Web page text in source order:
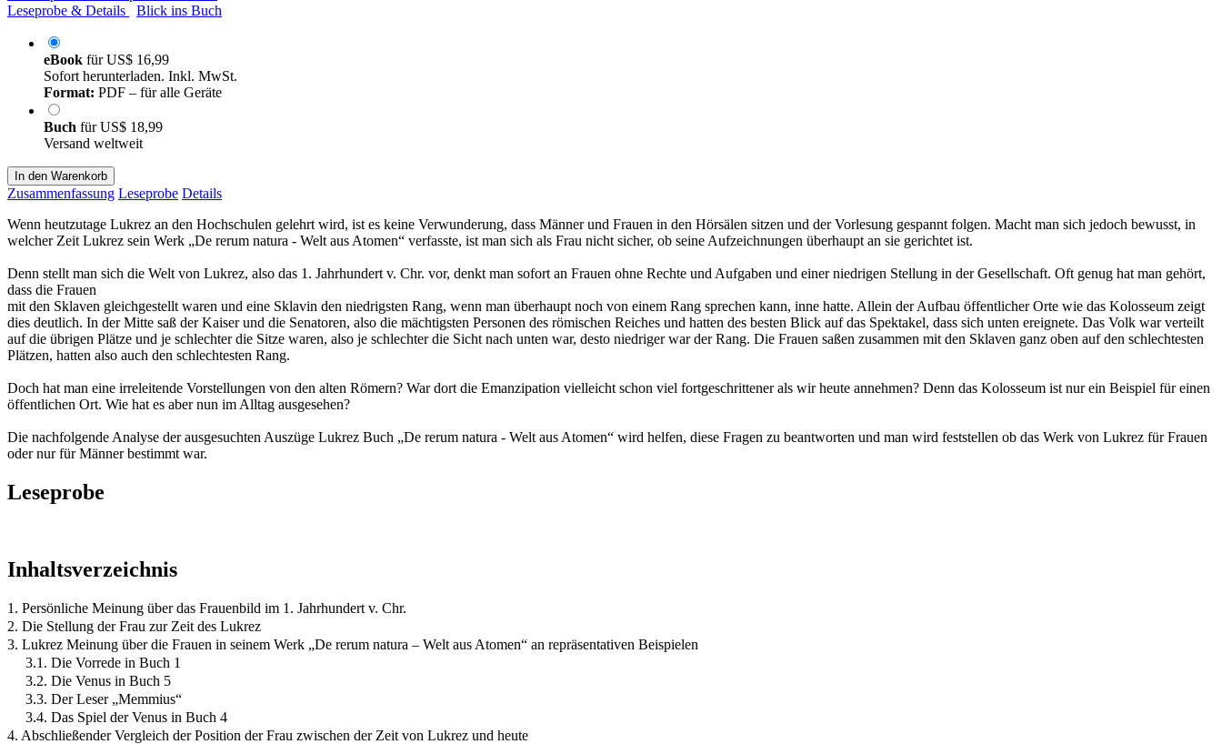
Leseprobe & Details
Blick ins Buch
eBook fürUS$ 16,99
Sofort herunterladen. Inkl. MwSt.
Format: PDF – für alle Geräte
Buch fürUS$ 18,99
Versand weltweit
In den Warenkorb
Zusammenfassung Leseprobe Details
Wenn heutzutage Lukrez an den Hochschulen gelehrt wird, ist es keine Verwunderung, dass Männer und Frauen in den Hörsälen sitzen und der Vorlesung gespannt folgen. Macht man sich jedoch bewusst, in
welcher Zeit Lukrez sein Werk „De rerum natura - Welt aus Atomen“ verfasste, ist man sich als Frau nicht sicher, ob seine Aufzeichnungen überhaupt an sie gerichtet ist.
Denn stellt man sich die Welt von Lukrez, also das 1. Jahrhundert v. Chr. vor, denkt man sofort an Frauen ohne Rechte und Aufgaben und einer niedrigen Stellung in der Gesellschaft. Oft genug hat man gehört,
dass die Frauen
mit den Sklaven gleichgestellt waren und eine Sklavin den niedrigsten Rang, wenn man überhaupt noch von einem Rang sprechen kann, inne hatte. Allein der Aufbau öffentlicher Orte wie das Kolosseum zeigt
dies deutlich. In der Mitte saß der Kaiser und die Senatoren, also die mächtigsten Personen des römischen Reiches und hatten des besten Blick auf das Spektakel, dass sich unten ereignete. Das Volk war verteilt
auf die übrigen Plätze und je schlechter die Sitze waren, also je schlechter die Sicht nach unten war, desto niedriger war der Rang. Die Frauen saßen zusammen mit den Sklaven ganz oben auf den schlechtesten
Plätzen, hatten also auch den schlechtesten Rang.
Doch hat man eine irreleitende Vorstellungen von den alten Römern? War dort die Emanzipation vielleicht schon viel fortgeschrittener als wir heute annehmen? Denn das Kolosseum ist nur ein Beispiel für einen
öffentlichen Ort. Wie hat es aber nun im Alltag ausgesehen?
Die nachfolgende Analyse der ausgesuchten Auszüge Lukrez Buch „De rerum natura - Welt aus Atomen“ wird helfen, diese Fragen zu beantworten und man wird feststellen ob das Werk von Lukrez für Frauen
oder nur für Männer bestimmt war.
Leseprobe
Inhaltsverzeichnis
1. Persönliche Meinung über das Frauenbild im 1. Jahrhundert v. Chr.
2. Die Stellung der Frau zur Zeit des Lukrez
3. Lukrez Meinung über die Frauen in seinem Werk „De rerum natura – Welt aus Atomen“ an repräsentativen Beispielen
3.1. Die Vorrede in Buch 1
3.2. Die Venus in Buch 5
3.3. Der Leser „Memmius“
3.4. Das Spiel der Venus in Buch 4
4. Abschließender Vergleich der Position der Frau zwischen der Zeit von Lukrez und heute